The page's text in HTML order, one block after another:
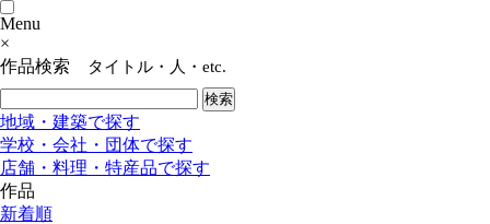
Menu
×
作品検索
タイトル・人・etc.
地域・建築で探す
学校・会社・団体で探す
店舗・料理・特産品で探す
作品
新着順